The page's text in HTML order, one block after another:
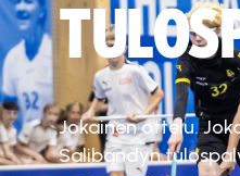
Jokainen ottelu.
Salibandyn